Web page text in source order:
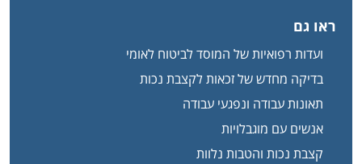
ראו גם
ועדות רפואיות של המוסד לביטוח לאומי
בדיקה מחדש של זכאות לקצבת נכות
תאונות עבודה ונפגעי עבודה
אנשים עם מוגבלויות
קצבת נכות והטבות נלוות